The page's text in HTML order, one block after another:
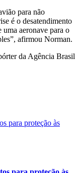
para não
é o desatendimento
aeronave para o
afirmou Norman.
da Agência Brasil